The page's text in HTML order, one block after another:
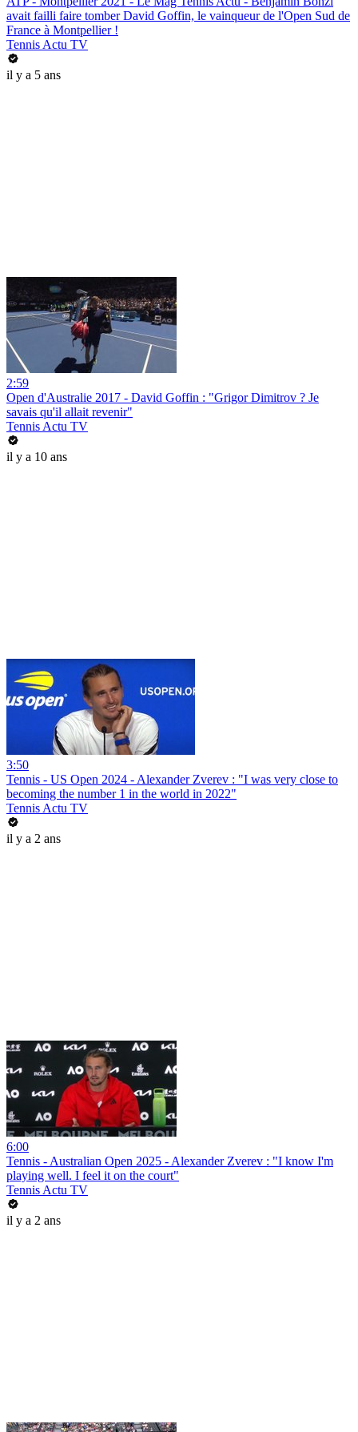
avait failli faire tomber David Goffin, le vainqueur de l'Open Sud de
France à Montpellier !
Tennis Actu TV
il y a 5 ans
2:59
Open d'Australie 2017 - David Goffin : "Grigor Dimitrov ? Je
savais qu'il allait revenir"
Tennis Actu TV
il y a 10 ans
3:50
Tennis - US Open 2024 - Alexander Zverev : "I was very close to
becoming the number 1 in the world in 2022"
Tennis Actu TV
il y a 2 ans
6:00
Tennis - Australian Open 2025 - Alexander Zverev : "I know I'm
playing well. I feel it on the court"
Tennis Actu TV
il y a 2 ans